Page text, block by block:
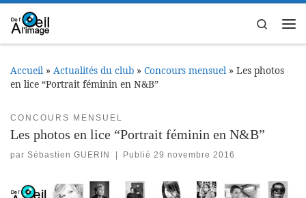
Passer au contenu
Search
Accueil » Actualités du club » Concours mensuel » Les photos
en lice “Portrait féminin en N&B”
CONCOURS MENSUEL
Les photos en lice “Portrait féminin en N&B”
par Sébastien GUERIN Publié29 novembre 2016